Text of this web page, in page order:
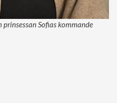
Sofias kommande